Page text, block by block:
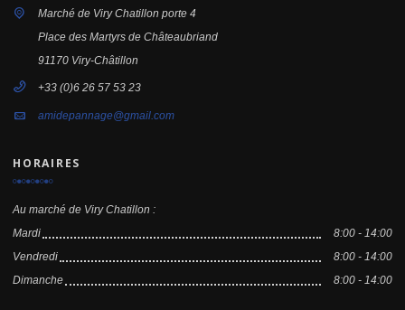
Marché de Viry Chatillon porte 4
Place des Martyrs de Châteaubriand
91170 Viry-Châtillon
+33 (0)6 26 57 53 23
amidepannage@gmail.com
HORAIRES
Au marché de Viry Chatillon :
Mardi
8:00 - 14:00
Vendredi
8:00 - 14:00
Dimanche
8:00 - 14:00